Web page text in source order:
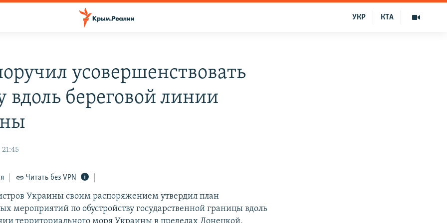
КТА
УКР
усовершенствовать
вдоль береговой линии
Читать без VPN
Украины своим распоряжением утвердил план
мероприятий по обустройству государственной границы вдоль